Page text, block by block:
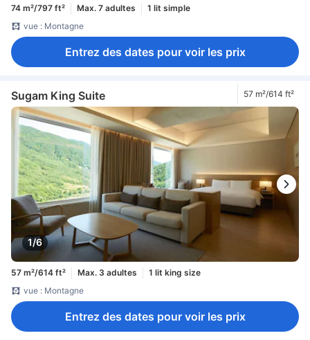
74 m²/797 ft² Max. 7 adultes
1 lit simple
vue : Montagne
Entrez des dates pour voir les prix
Sugam King Suite 57 m²/614 ft²
1/6
57 m²/614 ft² Max. 3 adultes
1 lit king size
vue : Montagne
Entrez des dates pour voir les prix